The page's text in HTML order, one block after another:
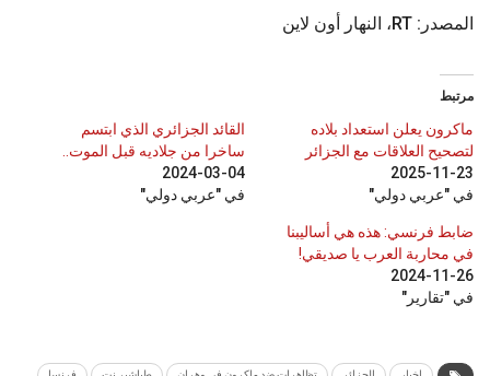
المصدر: RT، النهار أون لاين
مرتبط
ماكرون يعلن استعداد بلاده
لتصحيح العلاقات مع الجزائر
2025-11-23
في "عربي دولي"
القائد الجزائري الذي ابتسم
ساخرا من جلاديه قبل الموت..
2024-03-04
في "عربي دولي"
ضابط فرنسي: هذه هي أساليبنا
في محاربة العرب يا صديقي!
2024-11-26
في "تقارير"